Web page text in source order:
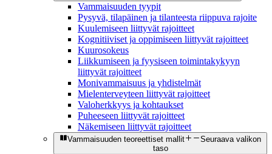
Vammaisuuden tyypit
Pysyvä, tilapäinen ja tilanteesta riippuva rajoite
Kuulemiseen liittyvät rajoitteet
Kognitiiviset ja oppimiseen liittyvät rajoitteet
Kuurosokeus
Liikkumiseen ja fyysiseen toimintakykyyn
liittyvät rajoitteet
Monivammaisuus ja yhdistelmät
Mielenterveyteen liittyvät rajoitteet
Valoherkkyys ja kohtaukset
Puheeseen liittyvät rajoitteet
Näkemiseen liittyvät rajoitteet
Vammaisuuden teoreettiset mallit
Seuraava valikon
taso